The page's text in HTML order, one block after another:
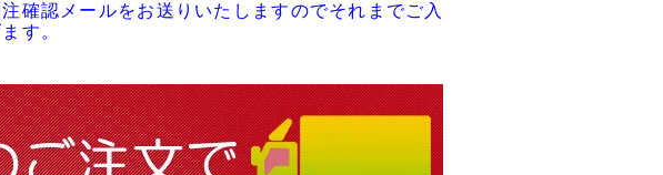
確認メールをお送りいたしますのでそれまでご入
す。